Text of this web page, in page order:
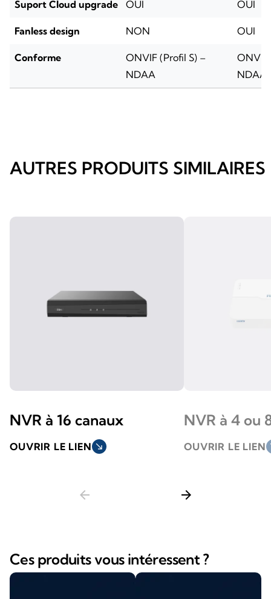
Suport Cloud upgrade OUI OUI
Fanless design NON OUI
Conforme
ONVIF (Profil S) –
NDAA
ONVIF
NDAA
AUTRES PRODUITS SIMILAIRES
NVR à 16 canaux
OUVRIR LE LIEN south_east
NVR à 4 ou
OUVRIR LE LIEN
arrow_back arrow_forward
Ces produits vous intéressent ?